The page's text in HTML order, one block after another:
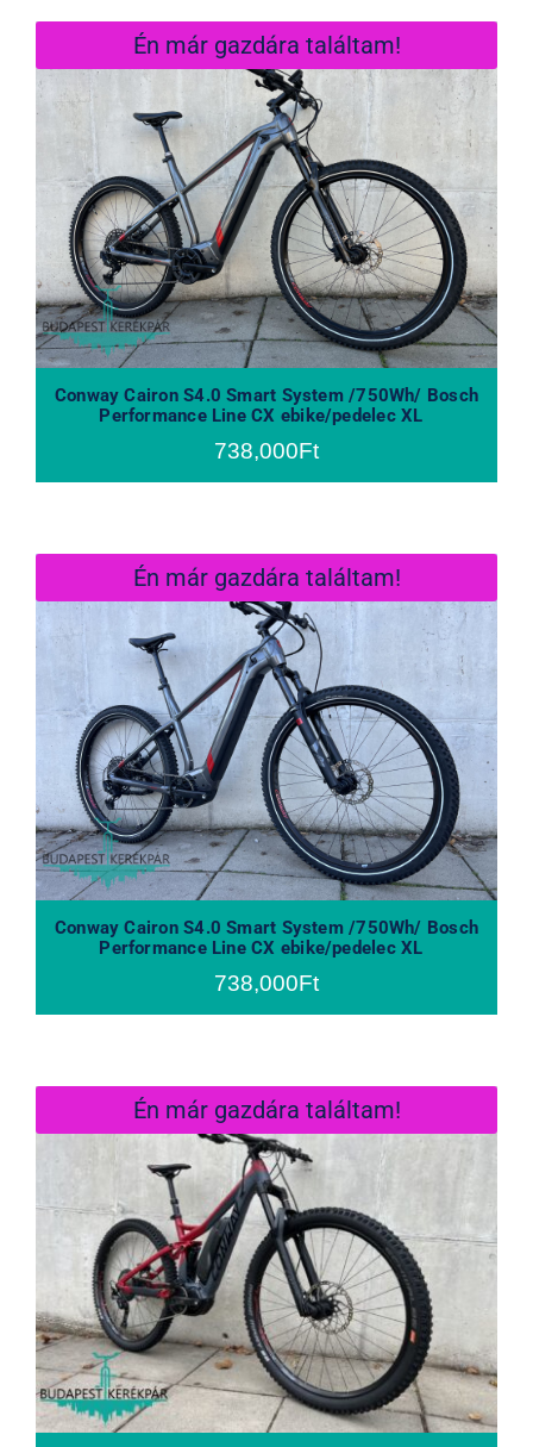
Én már gazdára találtam!
Conway Cairon S4.0 Smart System
/750Wh/ Bosch Performance Line
CX ebike/pedelec XL
Conway Cairon S4.0 Smart System /750Wh/ Bosch
Performance Line CX ebike/pedelec XL
738,000Ft
Én már gazdára találtam!
Conway Cairon S4.0 Smart System
/750Wh/ Bosch Performance Line
CX ebike/pedelec XL
Conway Cairon S4.0 Smart System /750Wh/ Bosch
Performance Line CX ebike/pedelec XL
738,000Ft
Én már gazdára találtam!
Conway eWME 329 Fully Mint az új!
Új ár 1,5M!